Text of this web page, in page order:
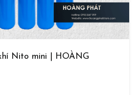
Nito mini | HOÀNG